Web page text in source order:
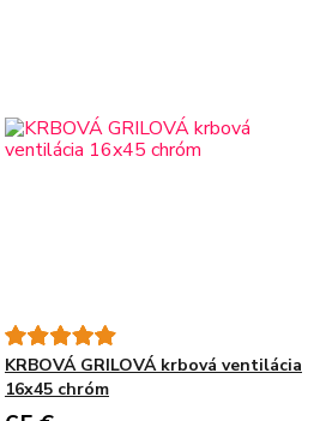
KRBOVÁ GRILOVÁ krbová ventilácia
16x45 chróm